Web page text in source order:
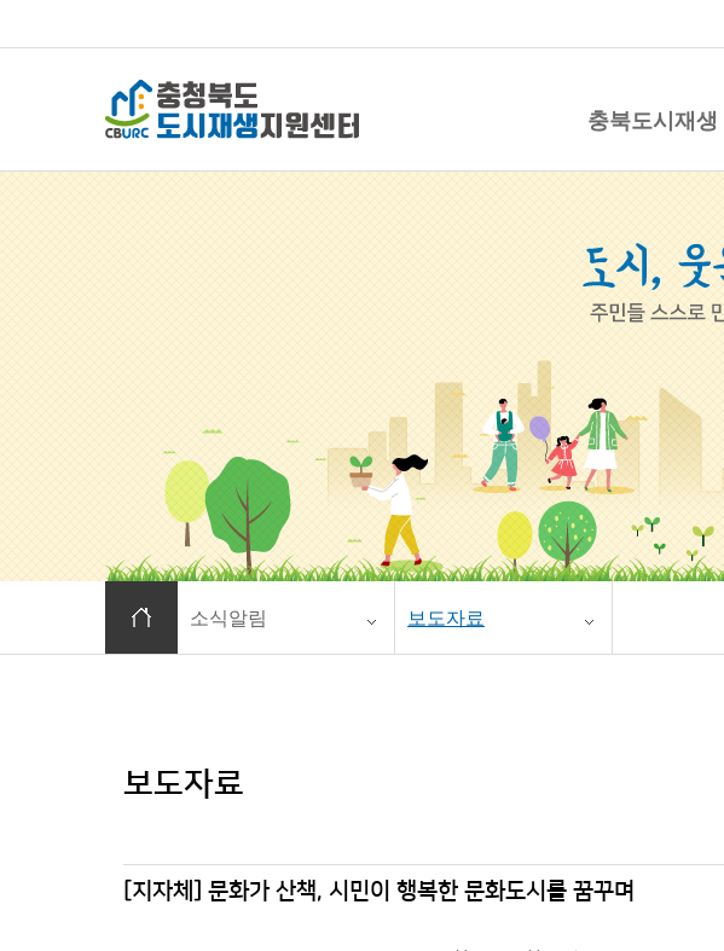
충북도시재생
홈으로 이동
소식알림 보도자료
보도자료
[지자체] 문화가 산책, 시민이 행복한 문화도시를 꿈꾸며